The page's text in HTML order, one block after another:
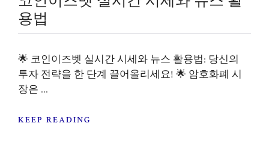
용법
🌟 코인이즈벳 실시간 시세와 뉴스 활용법: 당신의
투자 전략을 한 단계 끌어올리세요! 🌟 암호화폐 시
장은 ...
KEEP READING